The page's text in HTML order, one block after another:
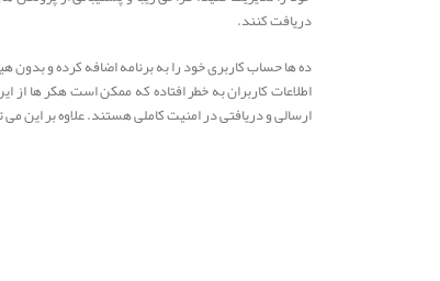
دریافت کنند.
ده ها حساب کاربری خود را به برنامه اضافه کرده و
ارسالی و دریافتی در امنیت کاملی هستند. علاوه بر این